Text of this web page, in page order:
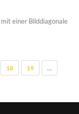
einer Bilddiagonale
18 19 …